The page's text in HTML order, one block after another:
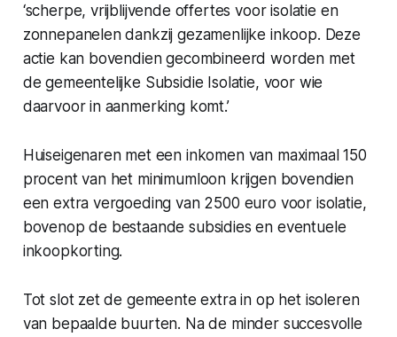
‘scherpe, vrijblijvende offertes voor isolatie en
zonnepanelen dankzij gezamenlijke inkoop. Deze
actie kan bovendien gecombineerd worden met
de gemeentelijke Subsidie Isolatie, voor wie
daarvoor in aanmerking komt.’
Huiseigenaren met een inkomen van maximaal 150
procent van het minimumloon krijgen bovendien
een extra vergoeding van 2500 euro voor isolatie,
bovenop de bestaande subsidies en eventuele
inkoopkorting.
Tot slot zet de gemeente extra in op het isoleren
van bepaalde buurten. Na de minder succesvolle